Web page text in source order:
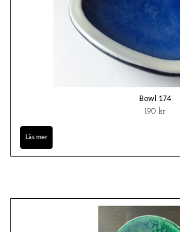
Bowl 174
190 kr
Läs mer